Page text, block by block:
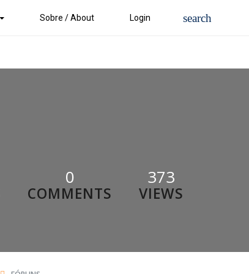
Sobre / About Login
0
COMMENTS
373
VIEWS